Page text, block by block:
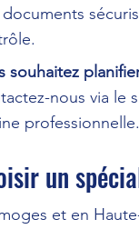
documents
souhaitez
nous via le
professionnelle.
un
et en